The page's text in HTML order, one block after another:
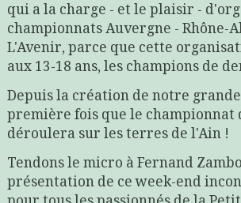
qui a la charge - et le plaisir -
championnats Auvergne - Rhône-
L'Avenir, parce que cette
aux 13-18 ans, les champions de
Depuis la création de notre
première fois que le championnat
déroulera sur les terres de l'Ain !
Tendons le micro à Fernand
présentation de ce week-end